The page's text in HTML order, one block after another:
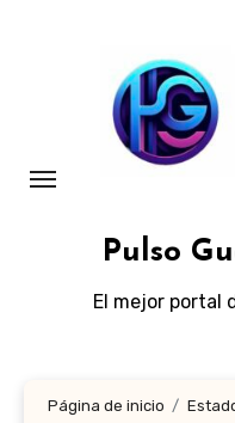
Pulso
El mejor portal
Página de inicio